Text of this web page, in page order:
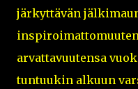
järkyttävän
arvattavuutensa
tuntuukin alkuun